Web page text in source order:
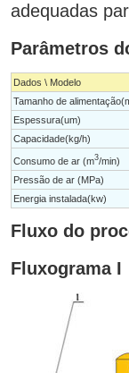
adequadas
Parâmetros
Dados \ Modelo
Tamanho de
Espessura(um)
Capacidade(kg/h)
Consumo de ar (m3/min)
Pressão de ar (MPa)
Energia instalada(kw)
Fluxo do
Fluxograma I